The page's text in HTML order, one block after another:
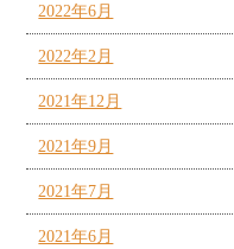
2022年6月
2022年2月
2021年12月
2021年9月
2021年7月
2021年6月